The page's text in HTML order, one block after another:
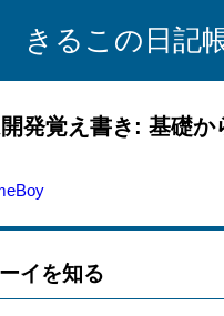
きるこの日記
発覚え書き: 基礎か
イを知る